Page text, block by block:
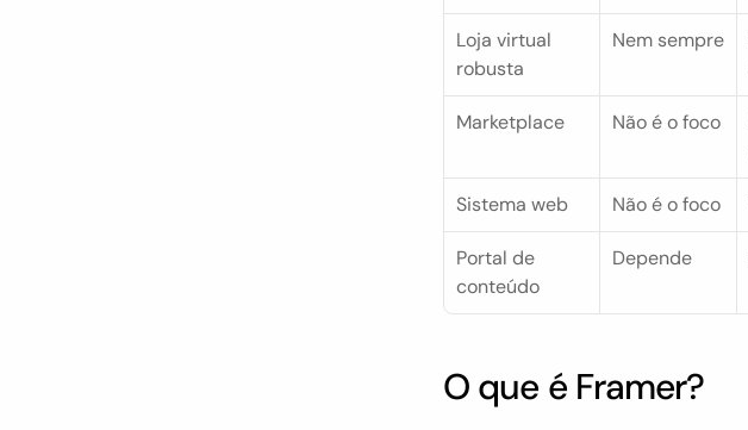
Loja virtual
robusta
Nem sempre
Marketplace Não é o foco
Sistema web Não é o foco
Portal de
conteúdo
Depende
O que é Framer?